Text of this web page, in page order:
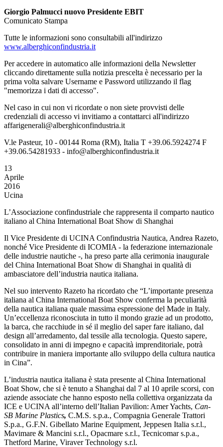
Giorgio Palmucci nuovo Presidente EBIT
Comunicato Stampa
Tutte le informazioni sono consultabili all'indirizzo
www.alberghiconfindustria.it
Per accedere in automatico alle informazioni della Newsletter
cliccando direttamente sulla notizia prescelta è necessario per la
prima volta salvare Username e Password utilizzando il flag
"memorizza i dati di accesso".
Nel caso in cui non vi ricordate o non siete provvisti delle
credenziali di accesso vi invitiamo a contattarci all'indirizzo
affarigenerali@alberghiconfindustria.it
V.le Pasteur, 10 - 00144 Roma (RM), Italia T +39.06.5924274 F
+39.06.54281933 - info@alberghiconfindustria.it
13
Aprile
2016
Ucina
L’Associazione confindustriale che rappresenta il comparto nautico
italiano al China International Boat Show di Shanghai
Il Vice Presidente di UCINA Confindustria Nautica, Andrea Razeto,
nonché Vice Presidente di ICOMIA - la federazione internazionale
delle industrie nautiche -, ha preso parte alla cerimonia inaugurale
del China International Boat Show di Shanghai in qualità di
ambasciatore dell’industria nautica italiana.
Nel suo intervento Razeto ha ricordato che “L’importante presenza
italiana al China International Boat Show conferma la peculiarità
della nautica italiana quale massima espressione del Made in Italy.
Un’eccellenza riconosciuta in tutto il mondo grazie ad un prodotto,
la barca, che racchiude in sé il meglio del saper fare italiano, dal
design all’arredamento, dal tessile alla tecnologia. Questo sapere,
consolidato in anni di impegno e capacità imprenditoriale, potrà
contribuire in maniera importante allo sviluppo della cultura nautica
in Cina”.
L’industria nautica italiana è stata presente al China International
Boat Show, che si è tenuto a Shanghai dal 7 al 10 aprile scorsi, con
aziende associate che hanno esposto nella collettiva organizzata da
ICE e UCINA all’interno dell’Italian Pavilion: Amer Yachts, Can-
SB Marine Plastics, C.M.S. s.p.a., Compagnia Generale Trattori
S.p.a., G.F.N. Gibellato Marine Equipment, Jeppesen Italia s.r.l.,
Mavimare & Mancini s.r.l., Opacmare s.r.l., Tecnicomar s.p.a.,
Thetford Marine, Viraver Technology s.r.l.